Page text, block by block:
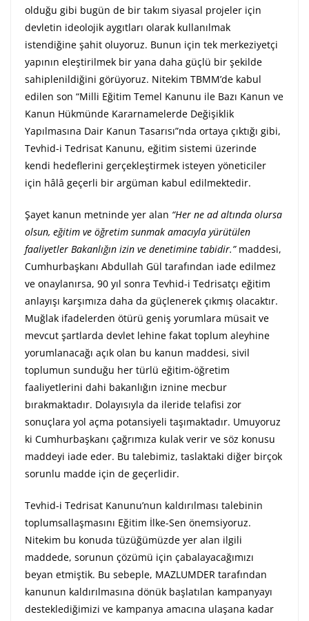
olduğu gibi bugün de bir takım siyasal projeler için
devletin ideolojik aygıtları olarak kullanılmak
istendiğine şahit oluyoruz. Bunun için tek merkeziyetçi
yapının eleştirilmek bir yana daha güçlü bir şekilde
sahiplenildiğini görüyoruz. Nitekim TBMM’de kabul
edilen son “Milli Eğitim Temel Kanunu ile Bazı Kanun ve
Kanun Hükmünde Kararnamelerde Değişiklik
Yapılmasına Dair Kanun Tasarısı”nda ortaya çıktığı gibi,
Tevhid-i Tedrisat Kanunu, eğitim sistemi üzerinde
kendi hedeflerini gerçekleştirmek isteyen yöneticiler
için hâlâ geçerli bir argüman kabul edilmektedir.
Şayet kanun metninde yer alan “Her ne ad altında olursa
olsun, eğitim ve öğretim sunmak amacıyla yürütülen
faaliyetler Bakanlığın izin ve denetimine tabidir.”maddesi,
Cumhurbaşkanı Abdullah Gül tarafından iade edilmez
ve onaylanırsa, 90 yıl sonra Tevhid-i Tedrisatçı eğitim
anlayışı karşımıza daha da güçlenerek çıkmış olacaktır.
Muğlak ifadelerden ötürü geniş yorumlara müsait ve
mevcut şartlarda devlet lehine fakat toplum aleyhine
yorumlanacağı açık olan bu kanun maddesi, sivil
toplumun sunduğu her türlü eğitim-öğretim
faaliyetlerini dahi bakanlığın iznine mecbur
bırakmaktadır. Dolayısıyla da ileride telafisi zor
sonuçlara yol açma potansiyeli taşımaktadır. Umuyoruz
ki Cumhurbaşkanı çağrımıza kulak verir ve söz konusu
maddeyi iade eder. Bu talebimiz, taslaktaki diğer birçok
sorunlu madde için de geçerlidir.
Tevhid-i Tedrisat Kanunu’nun kaldırılması talebinin
toplumsallaşmasını Eğitim İlke-Sen önemsiyoruz.
Nitekim bu konuda tüzüğümüzde yer alan ilgili
maddede, sorunun çözümü için çabalayacağımızı
beyan etmiştik. Bu sebeple, MAZLUMDER tarafından
kanunun kaldırılmasına dönük başlatılan kampanyayı
desteklediğimizi ve kampanya amacına ulaşana kadar